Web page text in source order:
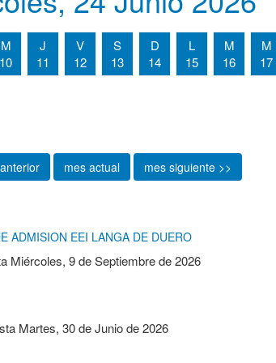
M
10
J
11
V
12
S
13
D
14
L
15
M
16
M
17
mes actual mes siguiente >>
ADMISION EEI LANGA DE DUERO
Miércoles, 9 de Septiembre de 2026
Martes, 30 de Junio de 2026